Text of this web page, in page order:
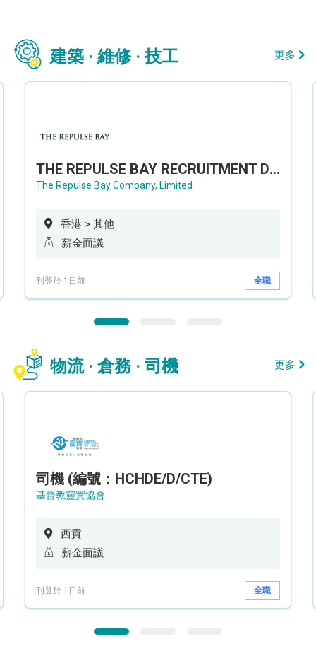
建築 · 維修 · 技工 更多
THE REPULSE BAY RECRUITMENT DAY 淺水灣影灣園人才招聘會
The Repulse Bay Company, Limited
香港 > 其他
薪金面議
刊登於 1日前 全職
物流 · 倉務 · 司機 更多
司機 (編號：HCHDE/D/CTE)
基督教靈實協會
西貢
薪金面議
刊登於 1日前 全職